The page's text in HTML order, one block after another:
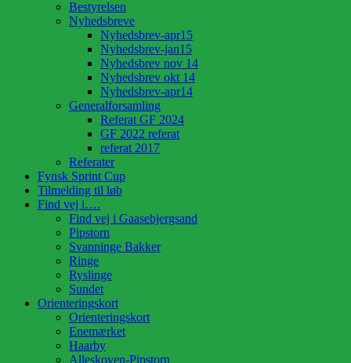
Bestyrelsen
Nyhedsbreve
Nyhedsbrev-apr15
Nyhedsbrev-jan15
Nyhedsbrev nov 14
Nyhedsbrev okt 14
Nyhedsbrev-apr14
Generalforsamling
Referat GF 2024
GF 2022 referat
referat 2017
Referater
Fynsk Sprint Cup
Tilmelding til løb
Find vej i….
Find vej i Gaasebjergsand
Pipstorn
Svanninge Bakker
Ringe
Ryslinge
Sundet
Orienteringskort
Orienteringskort
Enemærket
Haarby
Alleskoven-Pipstorn